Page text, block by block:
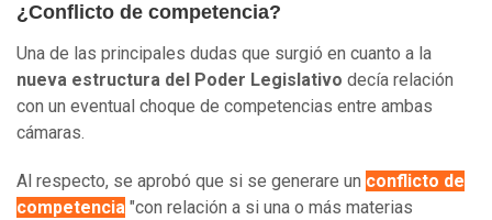
¿Conflicto de competencia?
Una de las principales dudas que surgió en cuanto a la
nueva estructura del Poder Legislativo decía relación
con un eventual choque de competencias entre ambas
cámaras.
Al respecto, se aprobó que si se generare un conflicto de
competencia "con relación a si una o más materias